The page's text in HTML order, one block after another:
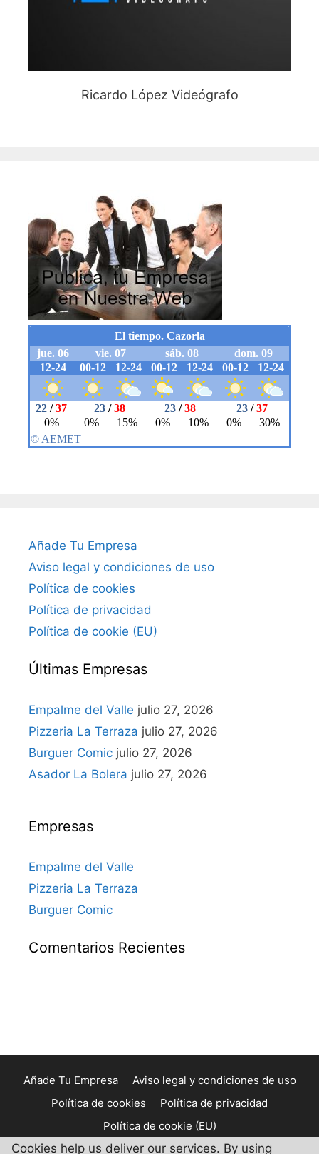
Ricardo López Videógrafo
Añade Tu Empresa
Aviso legal y condiciones de uso
Política de cookies
Política de privacidad
Política de cookie (EU)
Últimas Empresas
Empalme del Valle julio 27, 2026
Pizzeria La Terraza julio 27, 2026
Burguer Comic julio 27, 2026
Asador La Bolera julio 27, 2026
Empresas
Empalme del Valle
Pizzeria La Terraza
Burguer Comic
Comentarios Recientes
Añade Tu Empresa
Aviso legal y condiciones de uso
Política de cookies
Política de privacidad
Política de cookie (EU)
Cookies help us deliver our services. By using